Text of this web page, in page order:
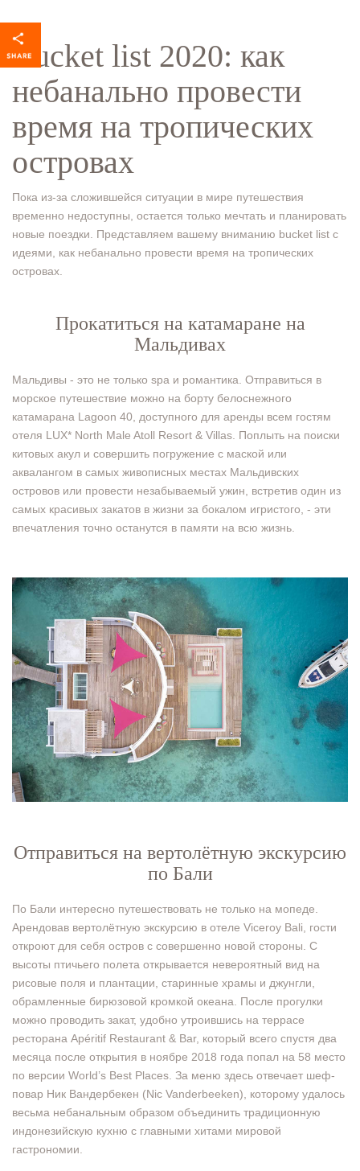
Bucket list 2020: как
небанально провести
время на тропических
островах
Пока из-за сложившейся ситуации в мире путешествия
временно недоступны, остается только мечтать и планировать
новые поездки. Представляем вашему вниманию bucket list с
идеями, как небанально провести время на тропических
островах.
Прокатиться на катамаране на
Мальдивах
Мальдивы - это не только spa и романтика. Отправиться в
морское путешествие можно на борту белоснежного
катамарана Lagoon 40, доступного для аренды всем гостям
отеля LUX* North Male Atoll Resort & Villas. Поплыть на поиски
китовых акул и совершить погружение с маской или
аквалангом в самых живописных местах Мальдивских
островов или провести незабываемый ужин, встретив один из
самых красивых закатов в жизни за бокалом игристого, - эти
впечатления точно останутся в памяти на всю жизнь.
Отправиться на вертолётную экскурсию
по Бали
По Бали интересно путешествовать не только на мопеде.
Арендовав вертолётную экскурсию в отеле Viceroy Bali, гости
откроют для себя остров с совершенно новой стороны. С
высоты птичьего полета открывается невероятный вид на
рисовые поля и плантации, старинные храмы и джунгли,
обрамленные бирюзовой кромкой океана. После прогулки
можно проводить закат, удобно утроившись на террасе
ресторана Apéritif Restaurant & Bar, который всего спустя два
месяца после открытия в ноябре 2018 года попал на 58 место
по версии World’s Best Places. За меню здесь отвечает шеф-
повар Ник Вандербекен (Nic Vanderbeeken), которому удалось
весьма небанальным образом объединить традиционную
индонезийскую кухню с главными хитами мировой
гастрономии.